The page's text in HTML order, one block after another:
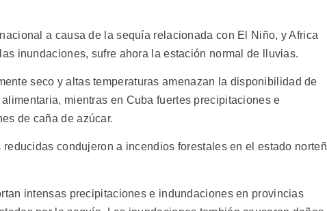
a causa de la sequía relacionada con El Niño, y Africa
inundaciones, sufre ahora la estación normal de lluvias.
seco y altas temperaturas amenazan la disponibilidad de
mientras en Cuba fuertes precipitaciones e
de caña de azúcar.
condujeron a incendios forestales en el estado
intensas precipitaciones e indundaciones en provincias